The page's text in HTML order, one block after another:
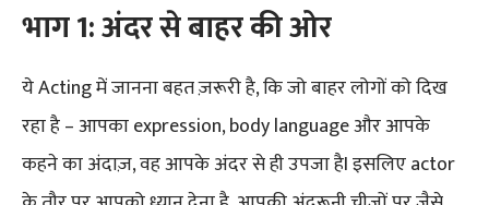
भाग 1: अंदर से बाहर की ओर
ये Acting में जानना बहत ज़रूरी है, कि जो बाहर लोगों को दिख
रहा है – आपका expression, body language और आपके
कहने का अंदाज़, वह आपके अंदर से ही उपजा हैI इसलिए actor